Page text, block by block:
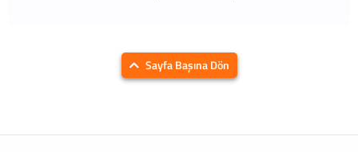
Sayfa Başına Dön